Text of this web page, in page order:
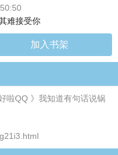
难接受你
加入书架
啦QQ 》我知道有句话说锅